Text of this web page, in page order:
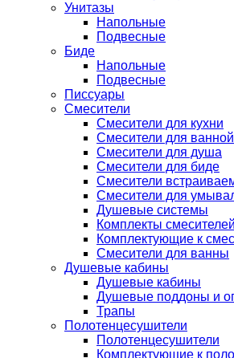
Унитазы
Напольные
Подвесные
Биде
Напольные
Подвесные
Писсуары
Смесители
Смесители для кухни
Смесители для ванной
Смесители для душа
Смесители для биде
Смесители
Смесители для
Душевые системы
Комплекты смесителей
Комплектующие к
Смесители для ванны
Душевые кабины
Душевые кабины
Душевые поддоны и
Трапы
Полотенцесушители
Полотенцесушители
Комплектующие к